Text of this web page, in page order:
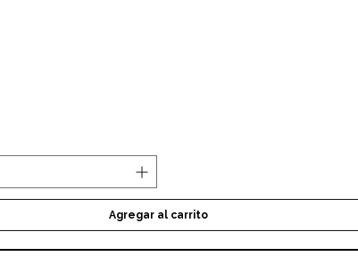
Agregar al carrito